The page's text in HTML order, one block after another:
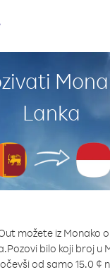
Lanka
možete iz Monako
Pozovi bilo koji broj u
od samo 15.0 ¢